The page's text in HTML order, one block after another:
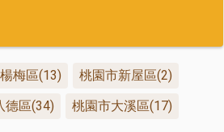
梅區(13)
桃園市新屋區(2)
德區(34)
桃園市大溪區(17)